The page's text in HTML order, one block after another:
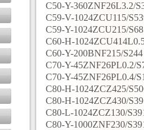
C50-Y-360ZNF26L3.2/
C59-V-1024ZCU115/
C59-Y-1024ZCU215/
C60-H-
C60-Y-200BNF215/
C70-Y-45ZNF26PL0.2/
C70-Y-45ZNF26PL0.4/
C80-H-1024ZCZ425/
C80-H-1024ZCZ430/
C80-L-1024ZCZ130/
C80-Y-1000ZNF230/